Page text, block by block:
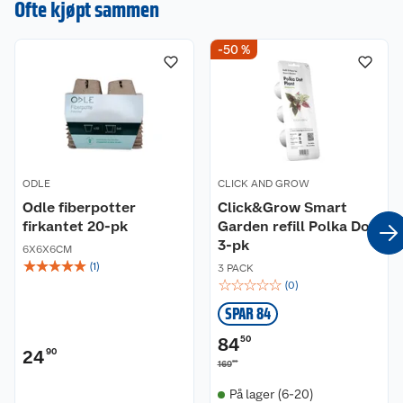
Ofte kjøpt sammen
ODLE
Odle fiberpotter
firkantet 20-pk
6X6X6CM
☆☆☆☆☆ (1)
2490
-50 %
CLICK AND GROW
Click&Grow Smart
Garden refill Polka Dot
3-pk
3 PACK
☆☆☆☆☆ (0)
SPAR 84
8450
16900
På lager (6-20)